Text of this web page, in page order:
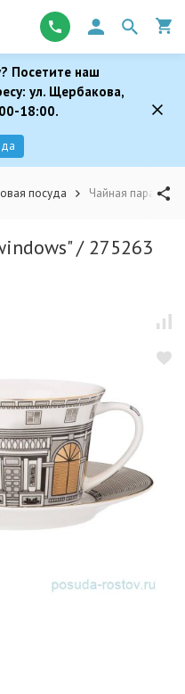
Посетите наш
ул. Щербакова,
18:00.
посуда Чайная пара 250
/ 275263